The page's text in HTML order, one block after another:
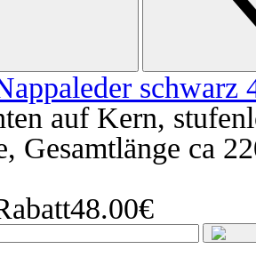
schwarz
auf Kern,
Gesamtlänge ca
48.00€